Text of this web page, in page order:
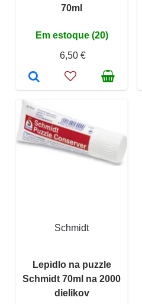
70ml
Em estoque (20)
6,50 €
Schmidt
Lepidlo na puzzle
Schmidt 70ml na 2000
dielikov